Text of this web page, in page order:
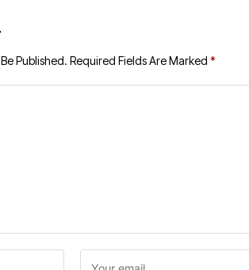
Published. Required Fields Are Marked *